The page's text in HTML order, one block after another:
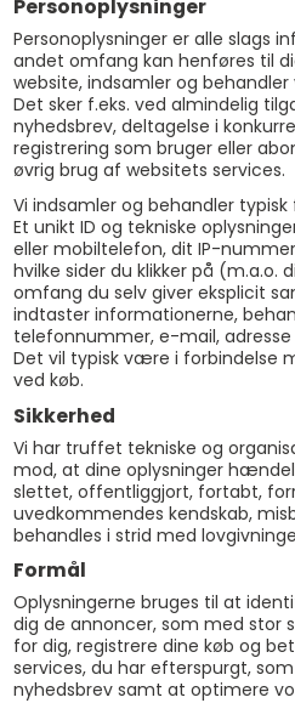
Personoplysninger
Personoplysninger er alle slags
andet omfang kan henføres til
website, indsamler og
Det sker f.eks. ved almindelig
nyhedsbrev, deltagelse i
registrering som bruger eller
øvrig brug af websitets services.
Vi indsamler og behandler
Et unikt ID og tekniske
eller mobiltelefon, dit IP-
hvilke sider du klikker på (m.a.o.
omfang du selv giver eksplicit
indtaster informationerne,
telefonnummer, e-mail,
Det vil typisk være i forbindelse
ved køb.
Sikkerhed
Vi har truffet tekniske og
mod, at dine oplysninger
slettet, offentliggjort, fortabt,
uvedkommendes kendskab,
behandles i strid med
Formål
Oplysningerne bruges til at
dig de annoncer, som med stor
for dig, registrere dine køb og
services, du har efterspurgt,
nyhedsbrev samt at optimere